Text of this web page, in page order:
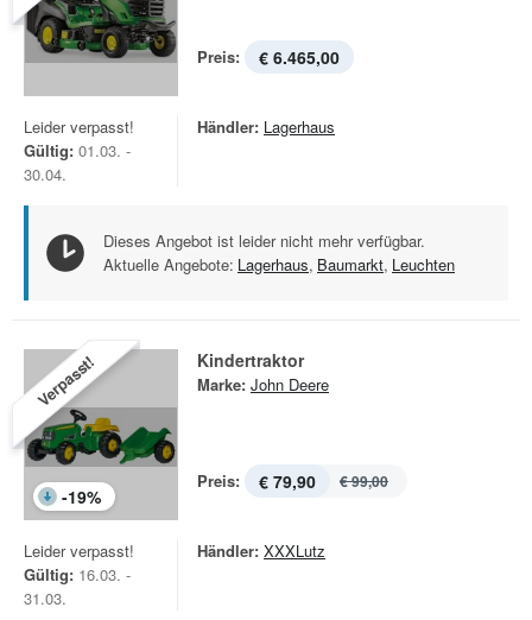
Preis: € 6.465,00
Leider verpasst!
Gültig: 01.03. -
30.04.
Händler: Lagerhaus
Dieses Angebot ist leider nicht mehr verfügbar.
Aktuelle Angebote: Lagerhaus, Baumarkt, Leuchten
Verpasst!
-19%
Kindertraktor
Marke: John Deere
Preis: € 79,90 € 99,00
Leider verpasst!
Gültig: 16.03. -
31.03.
Händler: XXXLutz